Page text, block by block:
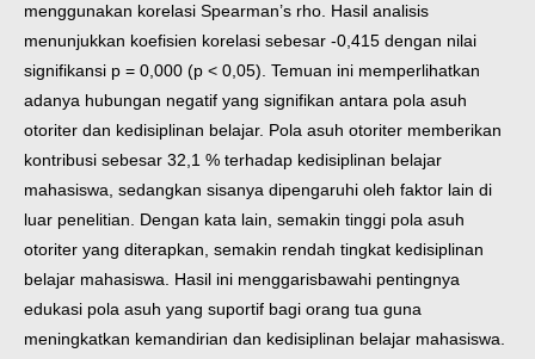
menggunakan korelasi Spearman’s rho. Hasil analisis
menunjukkan koefisien korelasi sebesar -0,415 dengan nilai
signifikansi p = 0,000 (p < 0,05). Temuan ini memperlihatkan
adanya hubungan negatif yang signifikan antara pola asuh
otoriter dan kedisiplinan belajar. Pola asuh otoriter memberikan
kontribusi sebesar 32,1 % terhadap kedisiplinan belajar
mahasiswa, sedangkan sisanya dipengaruhi oleh faktor lain di
luar penelitian. Dengan kata lain, semakin tinggi pola asuh
otoriter yang diterapkan, semakin rendah tingkat kedisiplinan
belajar mahasiswa. Hasil ini menggarisbawahi pentingnya
edukasi pola asuh yang suportif bagi orang tua guna
meningkatkan kemandirian dan kedisiplinan belajar mahasiswa.